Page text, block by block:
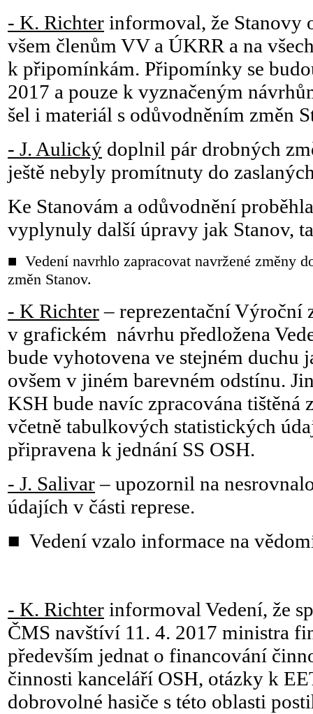
- K. Richter informoval, že Stanovy
všem členům VV a ÚKRR a na
k připomínkám. Připomínky se
2017 a pouze k vyznačeným
šel i materiál s odůvodněním změn
- J. Aulický doplnil pár drobných
ještě nebyly promítnuty do
Ke Stanovám a odůvodnění
vyplynuly další úpravy jak Stanov,
■ Vedení navrhlo zapracovat navržené změny
změn Stanov.
- K Richter– reprezentační Výroční
v grafickém návrhu předložena
bude vyhotovena ve stejném duchu
ovšem v jiném barevném odstínu.
KSH bude navíc zpracována tištěná
včetně tabulkových statistických
připravena k jednání SS OSH.
- J. Salivar– upozornil na
údajích v části represe.
■ Vedení vzalo informace na
- K. Richter informoval Vedení, že
ČMS navštíví 11. 4. 2017 ministra
především jednat o financování
činnosti kanceláří OSH, otázky k
dobrovolné hasiče s této oblasti